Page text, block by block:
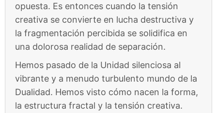
opuesta. Es entonces cuando la tensión
creativa se convierte en lucha destructiva y
la fragmentación percibida se solidifica en
una dolorosa realidad de separación.
Hemos pasado de la Unidad silenciosa al
vibrante y a menudo turbulento mundo de la
Dualidad. Hemos visto cómo nacen la forma,
la estructura fractal y la tensión creativa.